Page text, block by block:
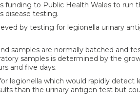
funding to Public Health Wales to run
disease testing.
by testing for legionella urinary
samples are normally batched and
samples is determined by the
and five days.
legionella which would rapidly detect
than the urinary antigen test but